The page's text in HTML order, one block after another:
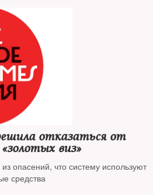
отказаться от
виз»
опасений, что систему используют
средства